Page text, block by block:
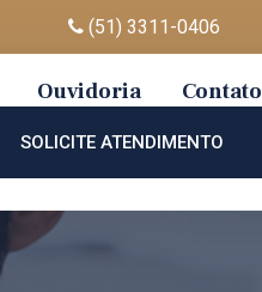
(51) 3311-0406
Ouvidoria Contato
SOLICITE ATENDIMENTO